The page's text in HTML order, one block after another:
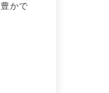
かで